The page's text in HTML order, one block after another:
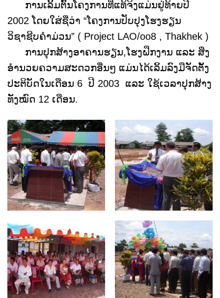
ການເລິ້ມຕົ້ນໂຄງການທີ່ແທ້ຈິງແມ່ນຢູ່ທ້າຍປີ
2002 ໂດຍໃສ່ຊື່ວ່າ “ໂຄງການປັບປຸງໂຮງຮຽນ
ວິຊາຊີບຄຳມ່ວນ” ( Project LAO/oo8 , Thakhek )
ການປຸກສ້າງອາຄານຮຽນ,ໂຮງຝຶກງານ ແລະ ສິ່ງ
ອຳນວຍຄວາມສະດວກອື່ນໆ ແມ່ນໄດ້ເລິ້ມລົງມືຈັດຕັ້ງ
ປະຕິບັດໃນເດືອນ 6 ປີ 2003 ແລະ ໃຊ້ເວລາປຸກສ້າງ
ທັງໝົດ 12 ເດືອນ.